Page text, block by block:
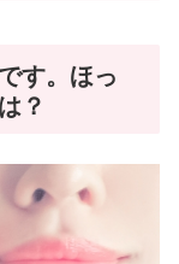
す。ほっ
？